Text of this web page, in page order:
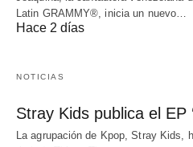
Latin GRAMMY®, inicia un nuevo…
Hace 2 días
NOTICIAS
Stray Kids publica el EP
La agrupación de Kpop, Stray Kids,